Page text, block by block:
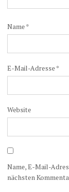
Name *
E-Mail-Adresse *
Website
Name, E-Mail-
nächsten